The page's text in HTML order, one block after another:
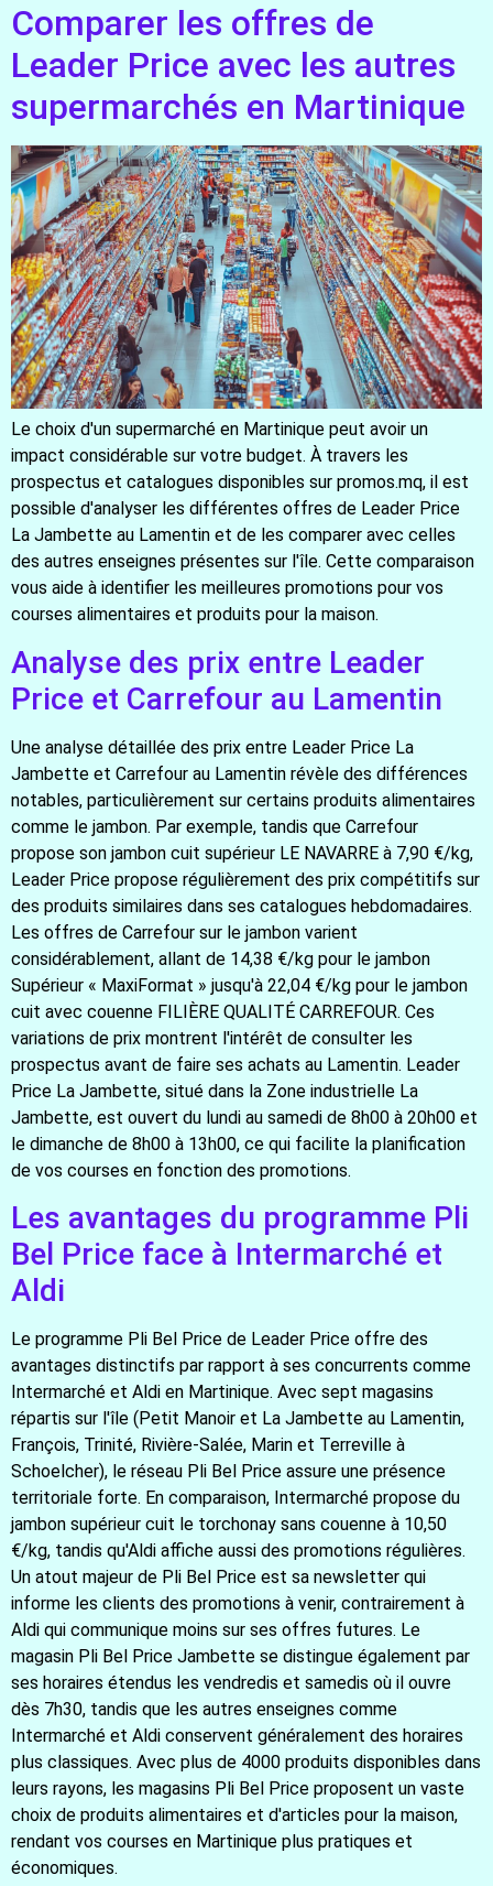
Comparer les offres de
Leader Price avec les autres
supermarchés en Martinique
Le choix d'un supermarché en Martinique peut avoir un
impact considérable sur votre budget. À travers les
prospectus et catalogues disponibles sur promos.mq, il est
possible d'analyser les différentes offres de Leader Price
La Jambette au Lamentin et de les comparer avec celles
des autres enseignes présentes sur l'île. Cette comparaison
vous aide à identifier les meilleures promotions pour vos
courses alimentaires et produits pour la maison.
Analyse des prix entre Leader
Price et Carrefour au Lamentin
Une analyse détaillée des prix entre Leader Price La
Jambette et Carrefour au Lamentin révèle des différences
notables, particulièrement sur certains produits alimentaires
comme le jambon. Par exemple, tandis que Carrefour
propose son jambon cuit supérieur LE NAVARRE à 7,90 €/kg,
Leader Price propose régulièrement des prix compétitifs sur
des produits similaires dans ses catalogues hebdomadaires.
Les offres de Carrefour sur le jambon varient
considérablement, allant de 14,38 €/kg pour le jambon
Supérieur « MaxiFormat » jusqu'à 22,04 €/kg pour le jambon
cuit avec couenne FILIÈRE QUALITÉ CARREFOUR. Ces
variations de prix montrent l'intérêt de consulter les
prospectus avant de faire ses achats au Lamentin. Leader
Price La Jambette, situé dans la Zone industrielle La
Jambette, est ouvert du lundi au samedi de 8h00 à 20h00 et
le dimanche de 8h00 à 13h00, ce qui facilite la planification
de vos courses en fonction des promotions.
Les avantages du programme Pli
Bel Price face à Intermarché et
Aldi
Le programme Pli Bel Price de Leader Price offre des
avantages distinctifs par rapport à ses concurrents comme
Intermarché et Aldi en Martinique. Avec sept magasins
répartis sur l'île (Petit Manoir et La Jambette au Lamentin,
François, Trinité, Rivière-Salée, Marin et Terreville à
Schoelcher), le réseau Pli Bel Price assure une présence
territoriale forte. En comparaison, Intermarché propose du
jambon supérieur cuit le torchonay sans couenne à 10,50
€/kg, tandis qu'Aldi affiche aussi des promotions régulières.
Un atout majeur de Pli Bel Price est sa newsletter qui
informe les clients des promotions à venir, contrairement à
Aldi qui communique moins sur ses offres futures. Le
magasin Pli Bel Price Jambette se distingue également par
ses horaires étendus les vendredis et samedis où il ouvre
dès 7h30, tandis que les autres enseignes comme
Intermarché et Aldi conservent généralement des horaires
plus classiques. Avec plus de 4000 produits disponibles dans
leurs rayons, les magasins Pli Bel Price proposent un vaste
choix de produits alimentaires et d'articles pour la maison,
rendant vos courses en Martinique plus pratiques et
économiques.